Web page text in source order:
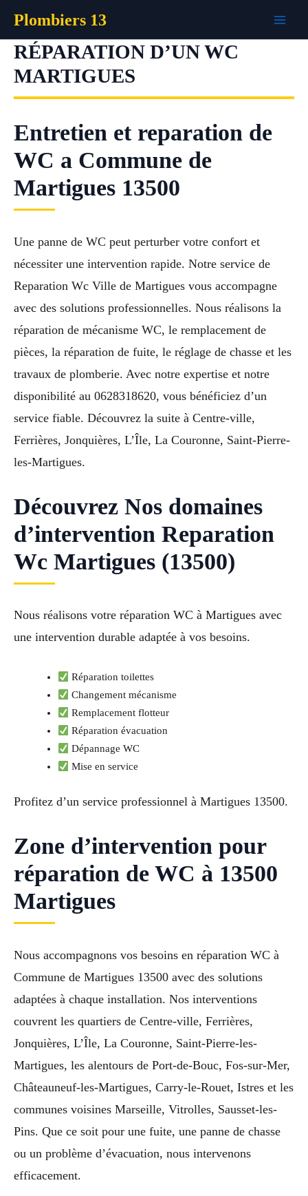
contenu
Plombiers 13
RÉPARATION D’UN WC
MARTIGUES
Entretien et reparation de
WC a Commune de
Martigues 13500
Une panne de WC peut perturber votre confort et
nécessiter une intervention rapide. Notre service de
Reparation Wc Ville de Martigues vous accompagne
avec des solutions professionnelles. Nous réalisons la
réparation de mécanisme WC, le remplacement de
pièces, la réparation de fuite, le réglage de chasse et les
travaux de plomberie. Avec notre expertise et notre
disponibilité au 0628318620, vous bénéficiez d’un
service fiable. Découvrez la suite à Centre-ville,
Ferrières, Jonquières, L’Île, La Couronne, Saint-Pierre-
les-Martigues.
Découvrez Nos domaines
d’intervention Reparation
Wc Martigues (13500)
Nous réalisons votre réparation WC à Martigues avec
une intervention durable adaptée à vos besoins.
Réparation toilettes
Changement mécanisme
Remplacement flotteur
Réparation évacuation
Dépannage WC
Mise en service
Profitez d’un service professionnel à Martigues 13500.
Zone d’intervention pour
réparation de WC à 13500
Martigues
Nous accompagnons vos besoins en réparation WC à
Commune de Martigues 13500 avec des solutions
adaptées à chaque installation. Nos interventions
couvrent les quartiers de Centre-ville, Ferrières,
Jonquières, L’Île, La Couronne, Saint-Pierre-les-
Martigues, les alentours de Port-de-Bouc, Fos-sur-Mer,
Châteauneuf-les-Martigues, Carry-le-Rouet, Istres et les
communes voisines Marseille, Vitrolles, Sausset-les-
Pins. Que ce soit pour une fuite, une panne de chasse
ou un problème d’évacuation, nous intervenons
efficacement.